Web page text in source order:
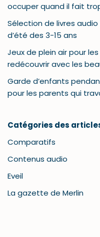
occuper quand il fait
Sélection de livres
d’été des 3-15 ans
Jeux de plein air pour
redécouvrir avec les
Garde d’enfants
pour les parents qui
Catégories des
Comparatifs
Contenus audio
Eveil
La gazette de Merlin